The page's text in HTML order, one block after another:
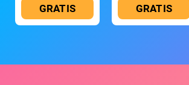
GRATIS GRATIS